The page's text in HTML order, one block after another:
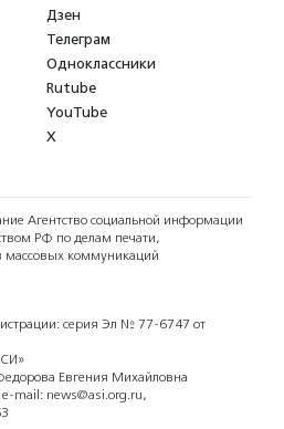
Дзен
Телеграм
Одноклассники
Rutube
YouTube
X
Агентство социальной информации
РФ по делам печати,
массовых коммуникаций
серия Эл № 77-6747 от
Евгения Михайловна
e-mail: news@asi.org.ru,